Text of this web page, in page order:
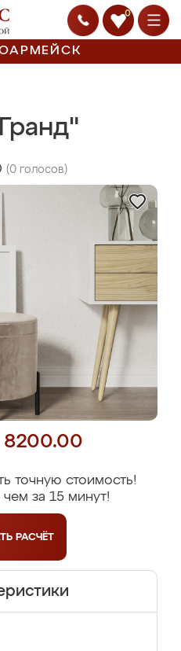
0
(0 голосов)
8200.00
точную стоимость!
за 15 минут!
РАСЧЁТ